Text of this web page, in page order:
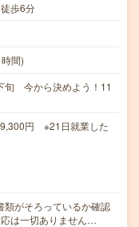
歩6分
間)
旬 今から決めよう！11
円 ※21日就業した
類がそろっているか確認
は一切ありません…